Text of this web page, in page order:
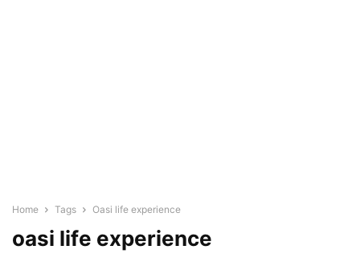
Home Tags Oasi life experience
oasi life experience